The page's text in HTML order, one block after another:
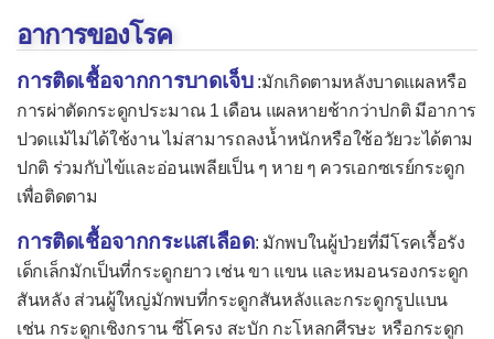
ไซโตเมกะโลไวรัสแต่กำเนิด
โรคติดเชื้อโมโนนิวคลีโอสิส
โรคพิษสุนัขบ้า
โรคฟิฟธ์
โรคเริม
โรคเริมแต่กำเนิด
โรคไวรัสตับอักเสบ
อาการของโรค
การติดเชื้อจากการบาดเจ็บ:มักเกิดตามหลังบาดแผลหรือ
การผ่าตัดกระดูกประมาณ 1 เดือน แผลหายช้ากว่าปกติ มีอาการ
ปวดแม้ไม่ได้ใช้งาน ไม่สามารถลงน้ำหนักหรือใช้อวัยวะได้ตาม
ปกติ ร่วมกับไข้และอ่อนเพลียเป็น ๆ หาย ๆ ควรเอกซเรย์กระดูก
เพื่อติดตาม
การติดเชื้อจากกระแสเลือด: มักพบในผู้ป่วยที่มีโรคเรื้อรัง
เด็กเล็กมักเป็นที่กระดูกยาว เช่น ขา แขน และหมอนรองกระดูก
สันหลัง ส่วนผู้ใหญ่มักพบที่กระดูกสันหลังและกระดูกรูปแบน
เช่น กระดูกเชิงกราน ซี่โครง สะบัก กะโหลกศีรษะ หรือกระดูก